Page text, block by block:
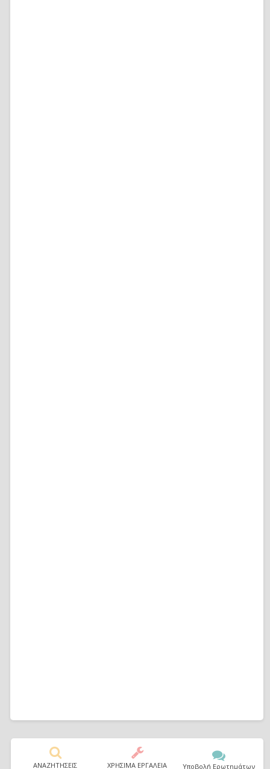
ΑΝΑΖΗΤΗΣΕΙΣ ΧΡΗΣΙΜΑ ΕΡΓΑΛΕΙΑ Υποβολή Ερωτημάτων